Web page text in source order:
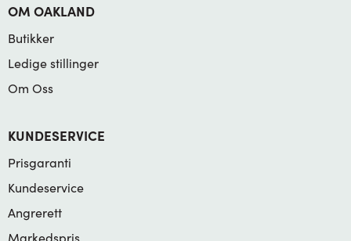
OM OAKLAND
Butikker
Ledige stillinger
Om Oss
KUNDESERVICE
Prisgaranti
Kundeservice
Angrerett
Markedspris